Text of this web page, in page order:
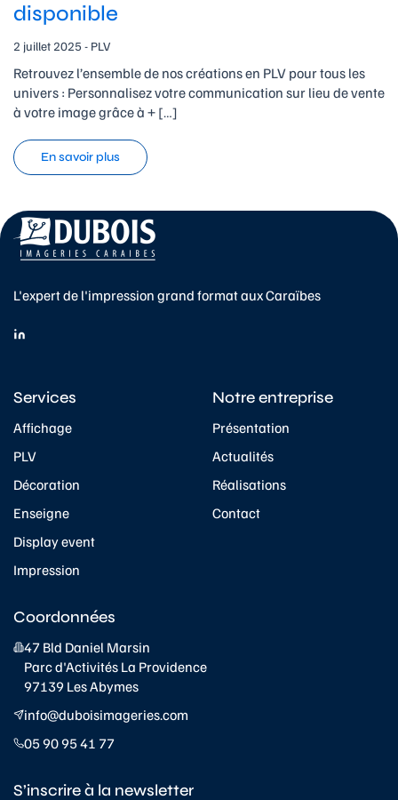
disponible
2 juillet 2025 - PLV
Retrouvez l’ensemble de nos créations en PLV pour tous les
univers : Personnalisez votre communication sur lieu de vente
à votre image grâce à + […]
En savoir plus
L'expert de l'impression grand format aux Caraïbes
Services
Affichage
PLV
Décoration
Enseigne
Display event
Impression
Notre entreprise
Présentation
Actualités
Réalisations
Contact
Coordonnées
47 Bld Daniel Marsin
Parc d'Activités La Providence
97139 Les Abymes
info@duboisimageries.com
05 90 95 41 77
S’inscrire à la newsletter